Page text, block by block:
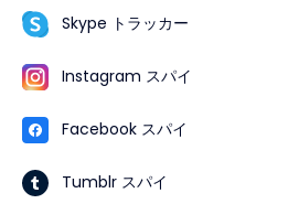
Skype トラッカー
Instagram スパイ
Facebook スパイ
Tumblr スパイ